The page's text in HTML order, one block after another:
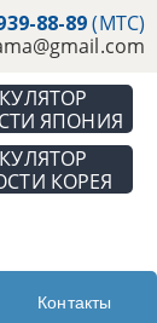
88-89(МТС)
ЯПОНИЯ
КОРЕЯ
Контакты